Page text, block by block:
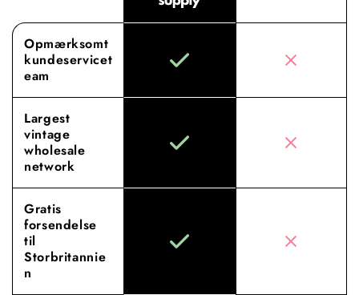
Opmærksomt
kundeservicet
eam
Largest
vintage
wholesale
network
Gratis
forsendelse
til
Storbritannie
n